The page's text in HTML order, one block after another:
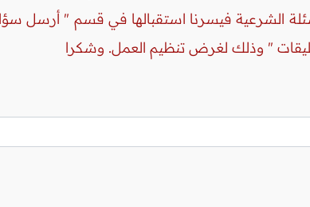
الشرعية فيسرنا استقبالها في قسم " أرسل
" وذلك لغرض تنظيم العمل. وشكرا